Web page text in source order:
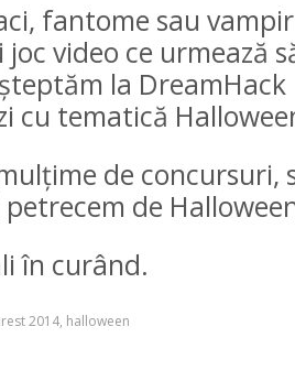
fantome sau
video ce urmează
la
cu tematică
de concursuri,
petrecem de
în curând.
2014, halloween